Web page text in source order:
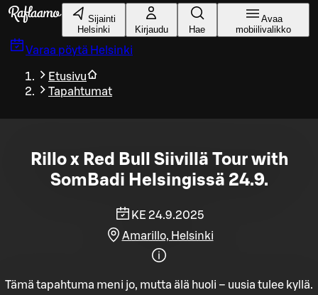
Siirry pääsisältöön
Sijainti
Helsinki
Kirjaudu Hae
Avaa
mobiilivalikko
Varaa pöytä Helsinki
Etusivu
Tapahtumat
Rillo x Red Bull Siivillä Tour with
SomBadi Helsingissä 24.9.
KE 24.9.2025
Amarillo, Helsinki
Tämä tapahtuma meni jo, mutta älä huoli – uusia tulee kyllä.